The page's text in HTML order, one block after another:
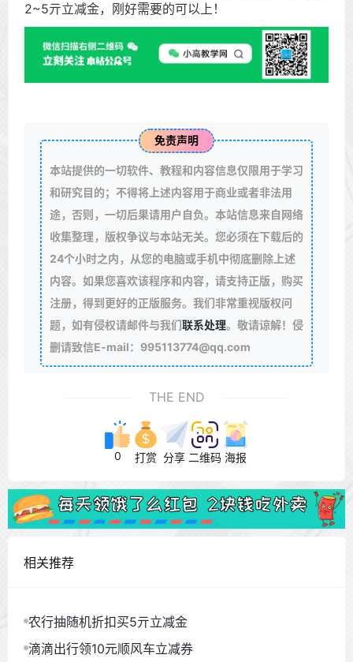
2~5亓立减金，刚好需要的可以上！
免责声明
本站提供的一切软件、教程和内容信息仅限用于学习
和研究目的；不得将上述内容用于商业或者非法用
途，否则，一切后果请用户自负。本站信息来自网络
收集整理，版权争议与本站无关。您必须在下载后的
24个小时之内，从您的电脑或手机中彻底删除上述
内容。如果您喜欢该程序和内容，请支持正版，购买
注册，得到更好的正版服务。我们非常重视版权问
题，如有侵权请邮件与我们联系处理。敬请谅解！侵
删请致信E-mail：995113774@qq.com
THE END
0 打赏 分享 二维码 海报
相关推荐
农行抽随机折扣买5亓立减金
滴滴出行领10元顺风车立减券